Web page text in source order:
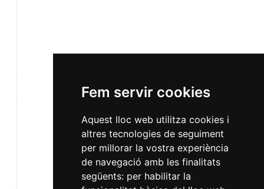
Fem servir cookies
Aquest lloc web utilitza cookies i
altres tecnologies de seguiment
per millorar la vostra experiència
de navegació amb les finalitats
següents: per habilitar la